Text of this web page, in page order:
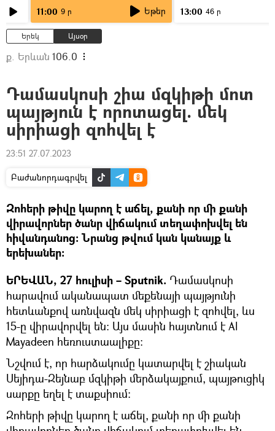
11:00 9 ր Եթեր 13:00 46 ր
Երեկ Այսօր
ք. Երևան 106.0
Դամասկոսի շիա մզկիթի մոտ
պայթյուն է որոտացել. մեկ
սիրիացի զոհվել է
23:51 27.07.2023
Բաժանորդագրվել
Զոհերի թիվը կարող է աճել, քանի որ մի քանի
վիրավորներ ծանր վիճակում տեղափոխվել են
հիվանդանոց: Նրանց թվում կան կանայք և
երեխաներ։
ԵՐԵՎԱՆ, 27 հուլիսի – Sputnik. Դամասկոսի
հարավում ականապատ մեքենայի պայթյունի
հետևանքով առնվազն մեկ սիրիացի է զոհվել, ևս
15-ը վիրավորվել են: Այս մասին հայտնում է Al
Mayadeen հեռուստաալիքը։
Նշվում է, որ հարձակումը կատարվել է շիական
Սեյիդա-Զեյնաբ մզկիթի մերձակայքում, պայթուցիկ
սարքը եղել է տաքսիում։
Զոհերի թիվը կարող է աճել, քանի որ մի քանի